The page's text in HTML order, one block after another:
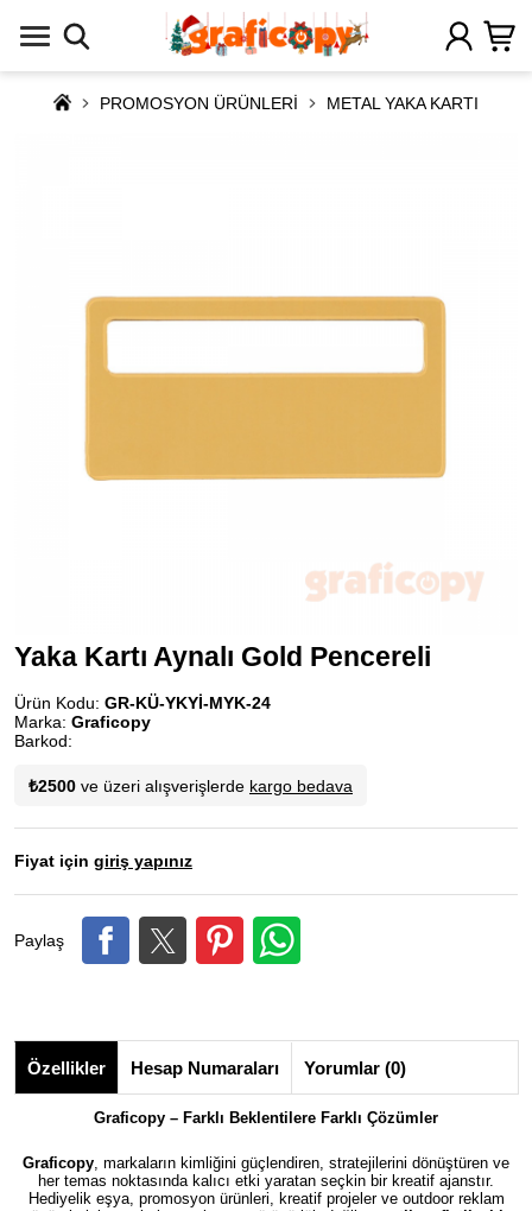
PROMOSYON ÜRÜNLERİ METAL YAKA KARTI
Yaka Kartı Aynalı Gold Pencereli
Ürün Kodu: GR-KÜ-YKYİ-MYK-24
Marka: Graficopy
Barkod:
₺2500 ve üzeri alışverişlerde kargo bedava
Fiyat için giriş yapınız
Paylaş
Özellikler Hesap Numaraları Yorumlar (0)
Graficopy – Farklı Beklentilere Farklı Çözümler
Graficopy , markaların kimliğini güçlendiren, stratejilerini dönüştüren ve
her temas noktasında kalıcı etki yaratan seçkin bir kreatif ajanstır.
Hediyelik eşya, promosyon ürünleri, kreatif projeler ve outdoor reklam